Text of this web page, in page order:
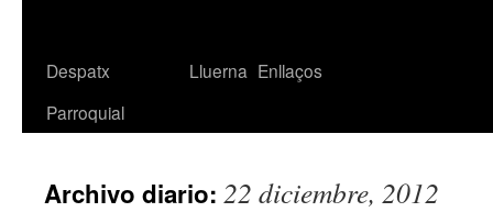
Despatx
Parroquial
Lluerna Enllaços
Archivo diario: 22 diciembre, 2012